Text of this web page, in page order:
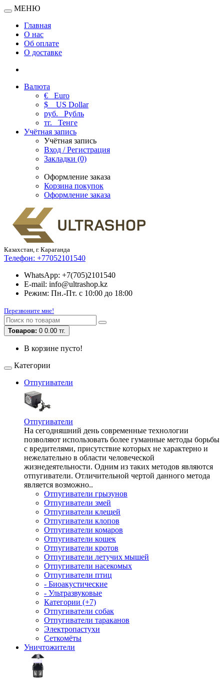
МЕНЮ
Главная
О нас
Об оплате
О доставке
Валюта
€ Euro
$
US Dollar
руб. Рубль
тг. Тенге
Учётная запись
Учётная запись
Вход / Регистрация
Закладки (0)
Оформление заказа
Корзина покупок
Оформление заказа
Казахстан, г. Караганда
Телефон: +77052101540
WhatsApp: +7(705)2101540
E-mail: info@ultrashop.kz
Режим: Пн.-Пт. с 10:00 до 18:00
Перезвоните мне!
Товаров: 0 0.00 тг.
В корзине пусто!
Категории
Отпугиватели
Отпугиватели
На сегодняшний день современные технологии
позволяют использовать более гуманные методы борьбы
с вредителями, присутствие которых не характерно и
нежелательно в области человеческой
жизнедеятельности. Одним из таких методов являются
отпугиватели. Отличительной чертой данного метода
является возможно..
Отпугиватели грызунов
Отпугиватели змей
Отпугиватели клещей
Отпугиватели клопов
Отпугиватели комаров
Отпугиватели кошек
Отпугиватели кротов
Отпугиватели летучих мышей
Отпугиватели насекомых
Отпугиватели птиц
- Биоакустические
- Ультразвуковые
Категории (+7)
Отпугиватели собак
Отпугиватели тараканов
Электропастухи
Сеткомёты
Уничтожители